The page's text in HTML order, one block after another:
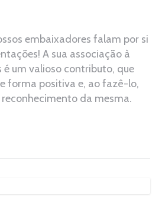
embaixadores falam por si
A sua associação à
é um valioso contributo, que
forma positiva e, ao fazê-lo,
da mesma.